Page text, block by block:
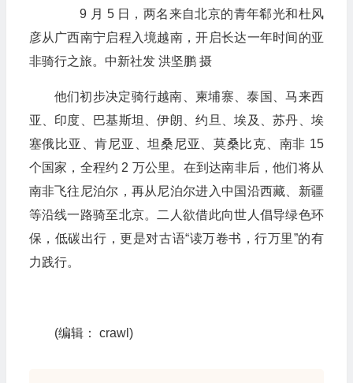
9 月 5 日，两名来自北京的青年郗光和杜风
彦从广西南宁启程入境越南，开启长达一年时间的亚
非骑行之旅。中新社发 洪坚鹏 摄
他们初步决定骑行越南、柬埔寨、泰国、马来西
亚、印度、巴基斯坦、伊朗、约旦、埃及、苏丹、埃
塞俄比亚、肯尼亚、坦桑尼亚、莫桑比克、南非 15
个国家，全程约 2 万公里。在到达南非后，他们将从
南非飞往尼泊尔，再从尼泊尔进入中国沿西藏、新疆
等沿线一路骑至北京。二人欲借此向世人倡导绿色环
保，低碳出行，更是对古语“读万卷书，行万里”的有
力践行。
(编辑： crawl)